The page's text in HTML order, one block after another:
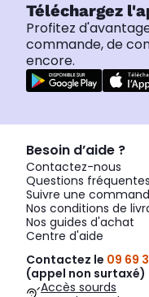
Téléchargez
Profitez
commande, de
encore.
Besoin d’aide ?
Contactez-nous
Questions fréquentes
Suivre une
Nos conditions de
Nos guides d'achat
Centre d'aide
Contactez le 09 69
(appel non surtaxé)
Accès sourds